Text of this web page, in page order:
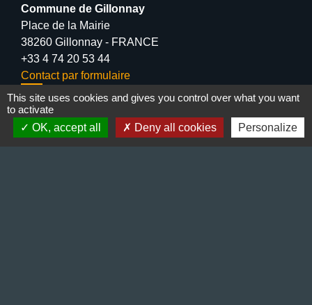
Commune de Gillonnay
Place de la Mairie
38260 Gillonnay - FRANCE
+33 4 74 20 53 44
Contact par formulaire
Lundi : 10:00 - 12:00
Mercredi : 13:30 - 16:30
This site uses cookies and gives you control over what you want
to activate
OK, accept all
Deny all cookies Personalize